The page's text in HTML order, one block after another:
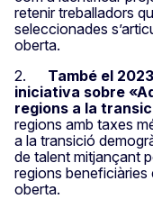
retenir treballadors
seleccionades
oberta.
2. També el
iniciativa sobre
regions a la
regions amb taxes
a la transició
de talent mitjançant
regions
oberta.